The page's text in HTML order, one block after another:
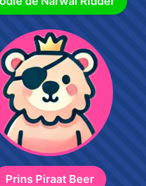
Prins Piraat Beer